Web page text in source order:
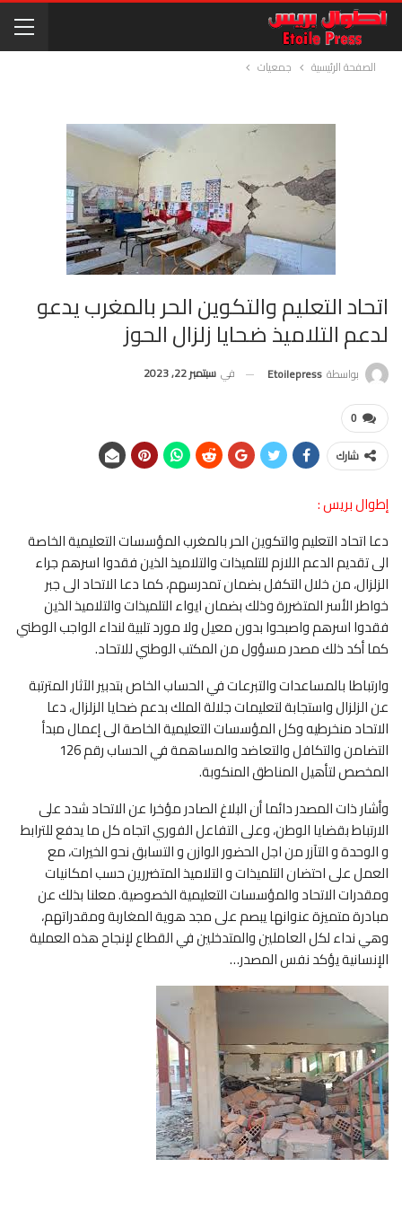
الصفحة الرئيسية جمعيات
اتحاد التعليم والتكوين الحر بالمغرب يدعو
لدعم التلاميذ ضحايا زلزال الحوز
بواسطة Etoilepress في سبتمبر 22, 2023
0
شارك
إطوال بريس :
دعا اتحاد التعليم والتكوين الحر بالمغرب المؤسسات التعليمية الخاصة
الى تقديم الدعم اللازم للتلميذات والتلاميذ الذين فقدوا اسرهم جراء
الزلزال، من خلال التكفل بضمان تمدرسهم، كما دعا الاتحاد الى جبر
خواطر الأسر المتضررة وذلك بضمان ايواء التلميذات والتلاميذ الذين
فقدوا اسرهم واصبحوا بدون معيل ولا مورد تلبية لنداء الواجب الوطني
كما أكد ذلك مصدر مسؤول من المكتب الوطني للاتحاد.
وارتباطا بالمساعدات والتبرعات في الحساب الخاص بتدبير الآثار المترتبة
عن الزلزال واستجابة لتعليمات جلالة الملك بدعم ضحايا الزلزال، دعا
الاتحاد منخرطيه وكل المؤسسات التعليمية الخاصة الى إعمال مبدأ
التضامن والتكافل والتعاضد والمساهمة في الحساب رقم 126
المخصص لتأهيل المناطق المنكوبة.
وأشار ذات المصدر دائما أن البلاغ الصادر مؤخرا عن الاتحاد شدد على
الارتباط بقضايا الوطن، وعلى التفاعل الفوري اتجاه كل ما يدفع للترابط
و الوحدة و التآزر من اجل الحضور الوازن و التسابق نحو الخيرات، مع
العمل على احتضان التلميذات و التلاميذ المتضررين حسب امكانيات
ومقدرات الاتحاد والمؤسسات التعليمية الخصوصية. معلنا بذلك عن
مبادرة متميزة عنوانها يبصم على مجد هوية المغاربة ومقدراتهم،
وهي نداء لكل العاملين والمتدخلين في القطاع لإنجاح هذه العملية
الإنسانية يؤكد نفس المصدر…